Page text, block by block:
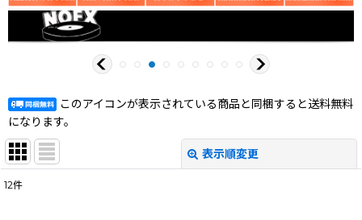
このアイコンが表示されている商品と同梱すると送料無料
になります。
表示順変更
12件